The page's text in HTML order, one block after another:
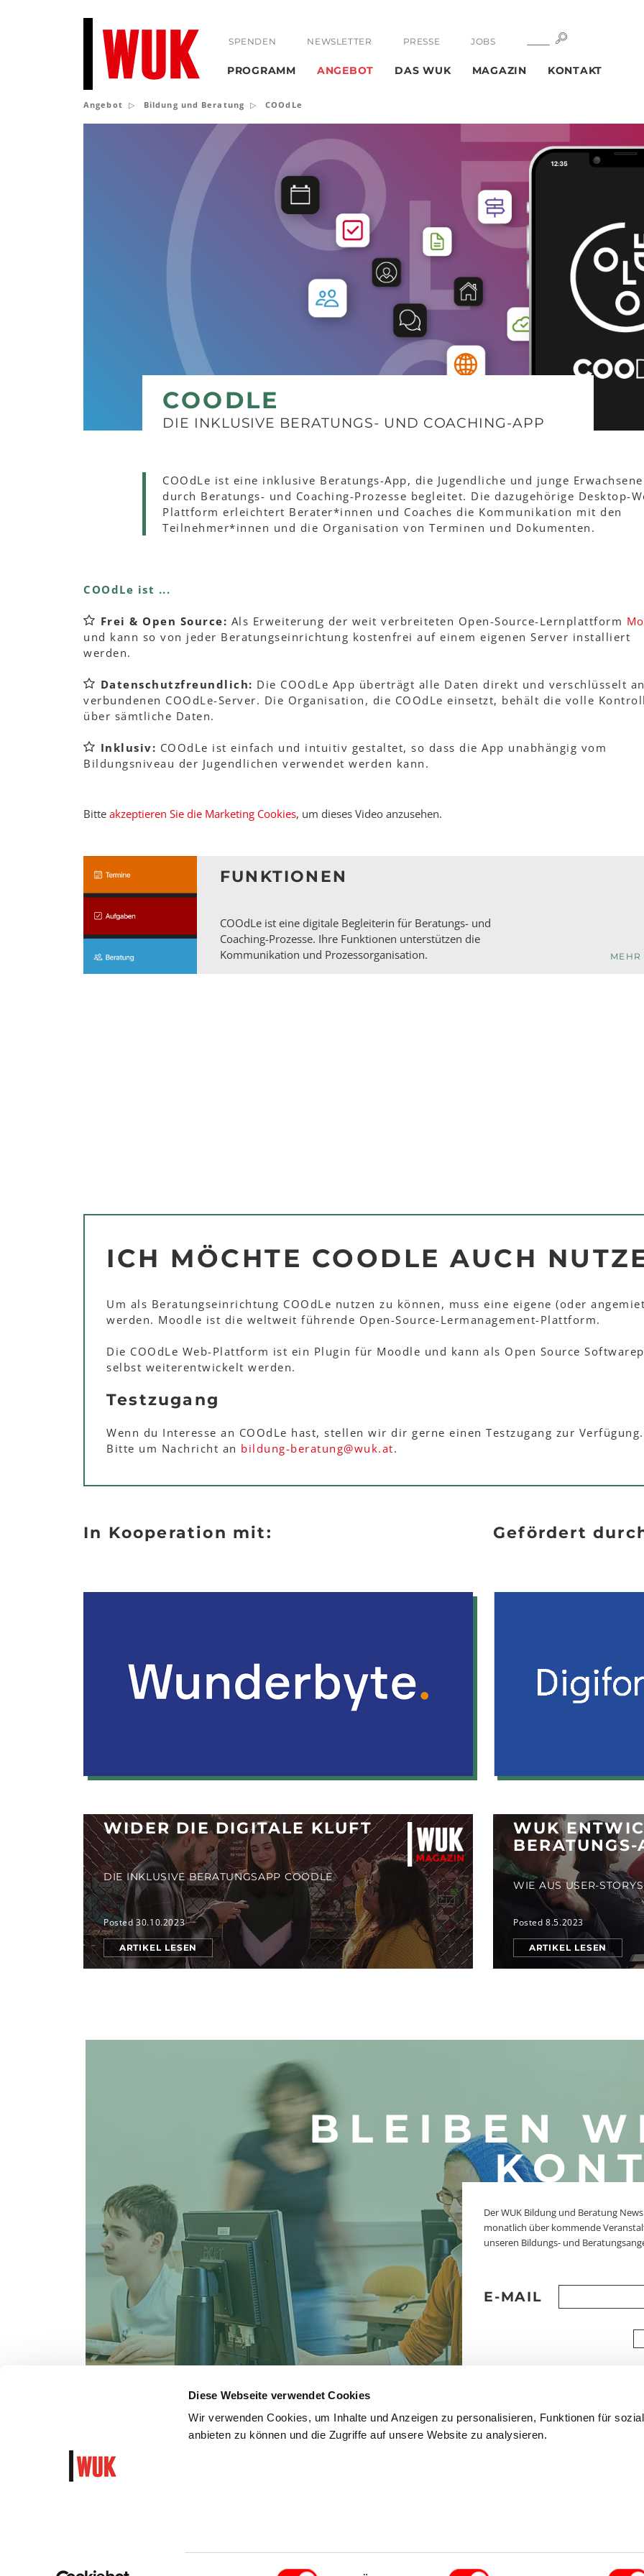
Diese Webseite verwendet Cookies
Wir verwenden Cookies, um Inhalte und Anzeigen zu personalisieren, Funktionen für
anbieten zu können und die Zugriffe auf unsere Website zu analysieren.
Einwilligungsauswahl
SPENDEN NEWSLETTER PRESSE JOBS SUCHE
PROGRAMM ANGEBOT DAS WUK MAGAZIN KONTAKT
Angebot Bildung und Beratung COOdLe
COODLE
DIE INKLUSIVE BERATUNGS- UND COACHING-APP
COOdLe ist eine inklusive Beratungs-App, die Jugendliche und junge Erwachsene
durch Beratungs- und Coaching-Prozesse begleitet. Die dazugehörige Desktop-
Plattform erleichtert Berater*innen und Coaches die Kommunikation mit den
Teilnehmer*innen und die Organisation von Terminen und Dokumenten.
COOdLe ist ...
Frei & Open Source: Als Erweiterung der weit verbreiteten Open-Source-Lernplattform
und kann so von jeder Beratungseinrichtung kostenfrei auf einem eigenen Server installiert
werden.
Datenschutzfreundlich: Die COOdLe App überträgt alle Daten direkt und verschlüsselt
verbundenen COOdLe-Server. Die Organisation, die COOdLe einsetzt, behält die volle
über sämtliche Daten.
Inklusiv: COOdLe ist einfach und intuitiv gestaltet, so dass die App unabhängig vom
Bildungsniveau der Jugendlichen verwendet werden kann.
Bitte akzeptieren Sie die Marketing Cookies, um dieses Video anzusehen.
FUNKTIONEN
COOdLe ist eine digitale Begleiterin für Beratungs- und
Coaching-Prozesse. Ihre Funktionen unterstützen die
Kommunikation und Prozessorganisation.
MEHR
ICH MÖCHTE COODLE AUCH
Um als Beratungseinrichtung COOdLe nutzen zu können, muss eine eigene (oder
werden. Moodle ist die weltweit führende Open-Source-Lermanagement-Plattform.
Die COOdLe Web-Plattform ist ein Plugin für Moodle und kann als Open Source
selbst weiterentwickelt werden.
Testzugang
Wenn du Interesse an COOdLe hast, stellen wir dir gerne einen Testzugang zur Verfügung.
Bitte um Nachricht an bildung-beratung@wuk.at.
In Kooperation mit: Gefördert
ARTIKEL LESEN
WIDER DIE DIGITALE KLUFT
DIE INKLUSIVE BERATUNGSAPP COODLE
Posted 30.10.2023
ARTIKEL LESEN
WUK
WIE AUS USER-
Posted 8.5.2023
BLEIBEN
Der WUK Bildung und Beratung
monatlich über kommende
unseren Bildungs- und
E-MAIL
AGB BARRIEREFREIHEIT KINDER- UND